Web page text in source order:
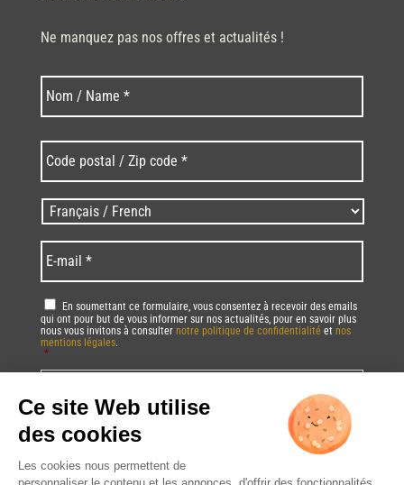
Ne manquez pas nos offres et actualités !
Nom * Last
postal
/
Zip
code
* *
Langues
/
Language *
mail *
RGPD *
En soumettant ce formulaire, vous consentez à recevoir des emails
qui ont pour but de vous informer sur nos actualités, pour en savoir plus
nous vous invitons à consulter notre politique de confidentialité et nos
mentions légales.
*
CAPTCHA